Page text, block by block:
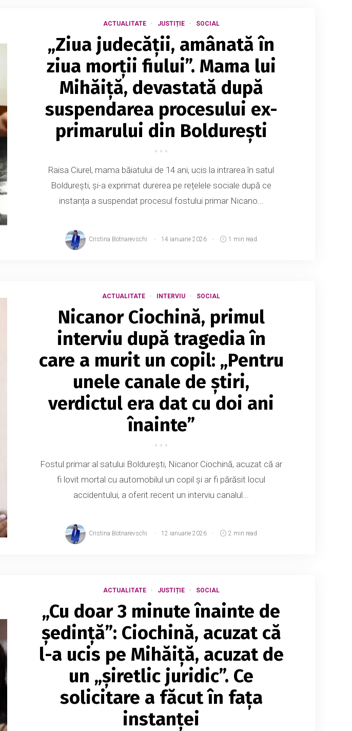
ACTUALITATE JUSTIȚIE SOCIAL
„Ziua judecății, amânată în
ziua morții fiului”. Mama lui
Mihăiță, devastată după
suspendarea procesului ex-
primarului din Boldurești
Raisa Ciurel, mama băiatului de 14 ani, ucis la intrarea în satul
Boldurești, și-a exprimat durerea pe rețelele sociale după ce
instanța a suspendat procesul fostului primar Nicano...
Cristina Botnarevschi 14 ianuarie 2026 1 min read
ACTUALITATE INTERVIU SOCIAL
Nicanor Ciochină, primul
interviu după tragedia în
care a murit un copil: „Pentru
unele canale de știri,
verdictul era dat cu doi ani
înainte”
Fostul primar al satului Boldurești, Nicanor Ciochină, acuzat că ar
fi lovit mortal cu automobilul un copil și ar fi părăsit locul
accidentului, a oferit recent un interviu canalul...
Cristina Botnarevschi 12 ianuarie 2026 2 min read
ACTUALITATE JUSTIȚIE SOCIAL
„Cu doar 3 minute înainte de
ședință”: Ciochină, acuzat că
l-a ucis pe Mihăiță, acuzat de
un „șiretlic juridic”. Ce
solicitare a făcut în fața
instanței